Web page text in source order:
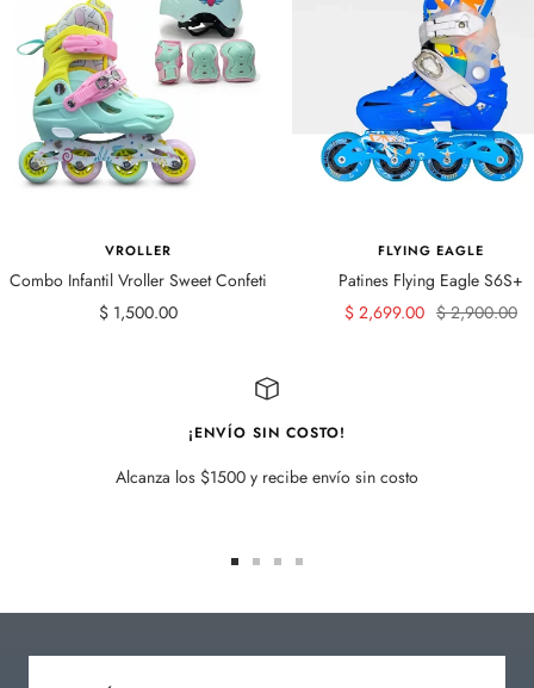
VROLLER
Combo Infantil Vroller Sweet Confeti
Precio
$ 1,500.00
FLYING EAGLE
Patines Flying Eagle S6S+
Precio
$ 2,699.00 Precio
$ 2,900.00
¡ENVÍO SIN COSTO!
Alcanza los $1500 y recibe envío sin costo
diapositiva
diapositiva
diapositiva
diapositiva